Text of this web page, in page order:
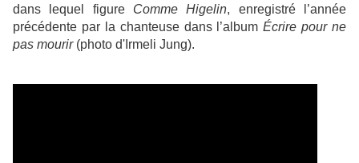
dans lequel figure Comme Higelin, enregistré l’année
précédente par la chanteuse dans l’albumÉcrire pour ne
pas mourir(photo d'Irmeli Jung).